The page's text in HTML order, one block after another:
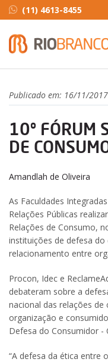
(11) 4613-8455
Publicado em: 16/11/2017
10º FÓRUM
DE
Amandlah de Oliveira
As Faculdades
Relações Públicas
Relações de Consumo,
instituições de defesa
relacionamento entre
Procon, Idec e
debateram sobre a
nacional das relações
organização e
Defesa do Consumidor -
“A defesa da ética entre